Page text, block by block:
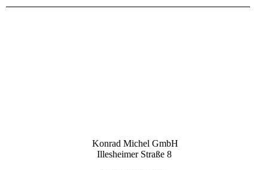
Konrad Michel GmbH
Illesheimer Straße 8